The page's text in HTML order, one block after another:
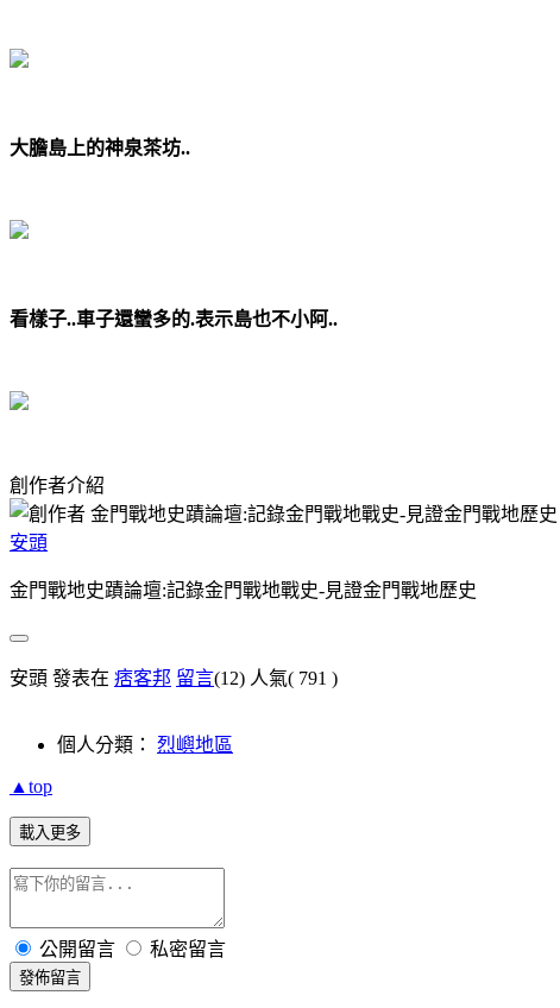
大膽島上的神泉茶坊..
看樣子..車子還蠻多的.表示島也不小阿..
創作者介紹
安頭
金門戰地史蹟論壇:記錄金門戰地戰史-見證金門戰地歷史
安頭 發表在 痞客邦 留言(12) 人氣( 791 )
個人分類： 烈嶼地區
▲top
載入更多
公開留言 私密留言
發佈留言